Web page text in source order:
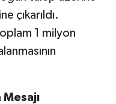
çıkarıldı.
1 milyon